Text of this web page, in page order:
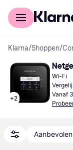
Voor shoppers
Klarna/Shoppen/
+2
Wi-Fi
Vanaf
Aanbevolen